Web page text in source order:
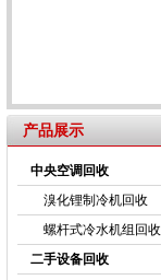
产品展示
中央空调回收
溴化锂制冷机回收
螺杆式冷水机组回收
二手设备回收